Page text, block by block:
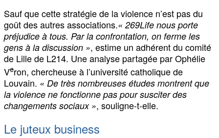
Sauf que cette stratégie de la violence n’est pas du
goût des autres associations.« 269Life nous porte
préjudice à tous. Par la confrontation, on ferme les
gens à la discussion », estime un adhérent du comité
de Lille de L214. Une analyse partagée par Ophélie
Véron, chercheuse à l’université catholique de
Louvain. « De très nombreuses études montrent que
la violence ne fonctionne pas pour susciter des
changements sociaux », souligne-t-elle.
Le juteux business